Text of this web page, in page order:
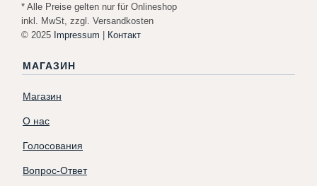
* Alle Preise gelten nur für Onlineshop
inkl. MwSt, zzgl. Versandkosten
© 2025 Impressum | Контакт
МАГАЗИН
Магазин
О нас
Голосования
Вопрос-Ответ